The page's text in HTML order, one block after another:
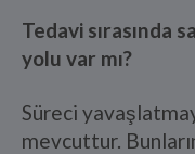
Tedavi sırasında
yolu var mı?
Süreci
mevcuttur.